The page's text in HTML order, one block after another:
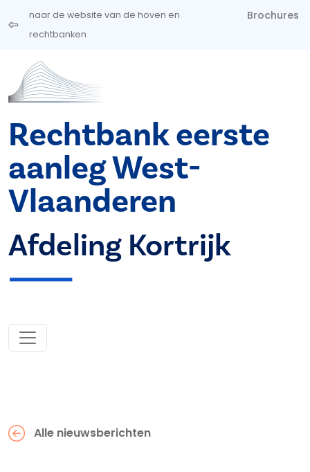
Overslaan en naar de inhoud gaan
naar de website van de hoven en
rechtbanken
Brochures
Rechtbank eerste
aanleg West-
Vlaanderen
Afdeling Kortrijk
Alle nieuwsberichten